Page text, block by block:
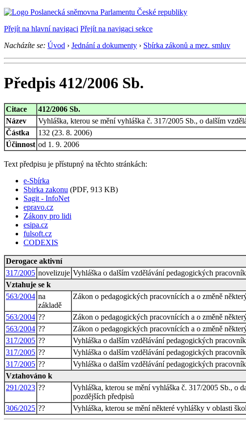
Přejít na hlavní navigaci Přejít na navigaci sekce
Nacházíte se: Úvod › Jednání a dokumenty › Sbírka zákonů a mez. smluv
Předpis 412/2006 Sb.
Citace
412/2006 Sb.
Název
Vyhláška, kterou se mění vyhláška č. 317/2005 Sb., o dalším
Částka
132 (23. 8. 2006)
Účinnost od 1. 9. 2006
Text předpisu je přístupný na těchto stránkách:
e-Sbírka
Sbirka zakonu (PDF, 913 KB)
Sagit - InfoNet
epravo.cz
Zákony pro lidi
esipa.cz
fulsoft.cz
CODEXIS
Derogace aktivní
317/2005 novelizuje Vyhláška o dalším vzdělávání pedagogických
Vztahuje se k
563/2004 na
základě
Zákon o pedagogických pracovnících a o změně
563/2004 ??
Zákon o pedagogických pracovnících a o změně
563/2004 ??
Zákon o pedagogických pracovnících a o změně
317/2005 ??
Vyhláška o dalším vzdělávání pedagogických
317/2005 ??
Vyhláška o dalším vzdělávání pedagogických
317/2005 ??
Vyhláška o dalším vzdělávání pedagogických
Vztahováno k
291/2023 ??
Vyhláška, kterou se mění vyhláška č. 317/2005 Sb., o
pozdějších předpisů
306/2025 ?? Vyhláška, kterou se mění některé vyhlášky v oblasti